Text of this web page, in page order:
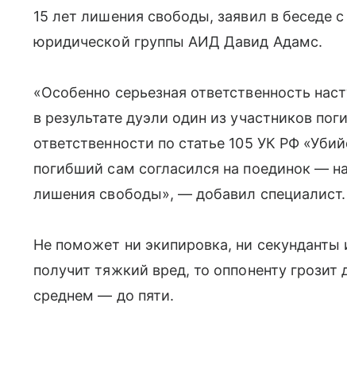
15 лет лишения свободы, заявил в беседе с
юридической группы АИД Давид Адамс.
«Особенно серьезная ответственность
в результате дуэли один из участников
ответственности по статье 105 УК РФ
погибший сам согласился на поединок —
лишения свободы», — добавил специалист.
Не поможет ни экипировка, ни
получит тяжкий вред, то оппоненту
среднем — до пяти.